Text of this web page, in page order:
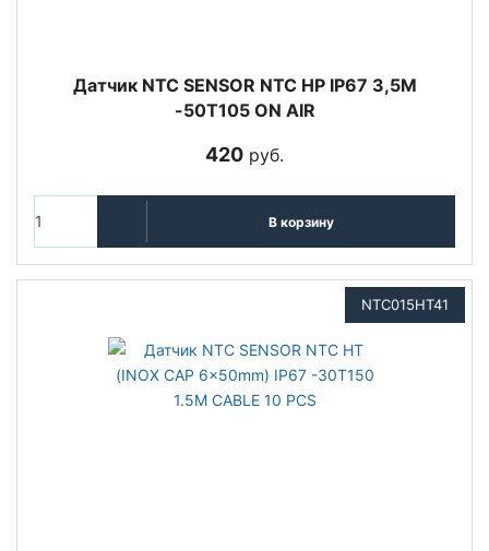
Датчик NTC SENSOR NTC HP IP67 3,5M
-50T105 ON AIR
420 руб.
В корзину
NTC015HT41